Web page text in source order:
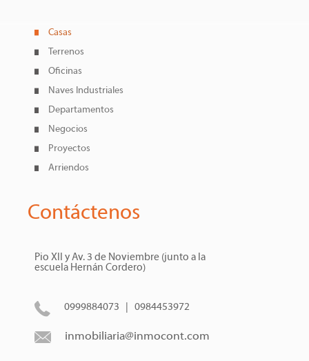
Casas
Terrenos
Oficinas
Naves Industriales
Departamentos
Negocios
Proyectos
Arriendos
Contáctenos
Pio XII y Av. 3 de Noviembre (junto a la
escuela Hernán Cordero)
0999884073 | 0984453972
inmobiliaria@inmocont.com